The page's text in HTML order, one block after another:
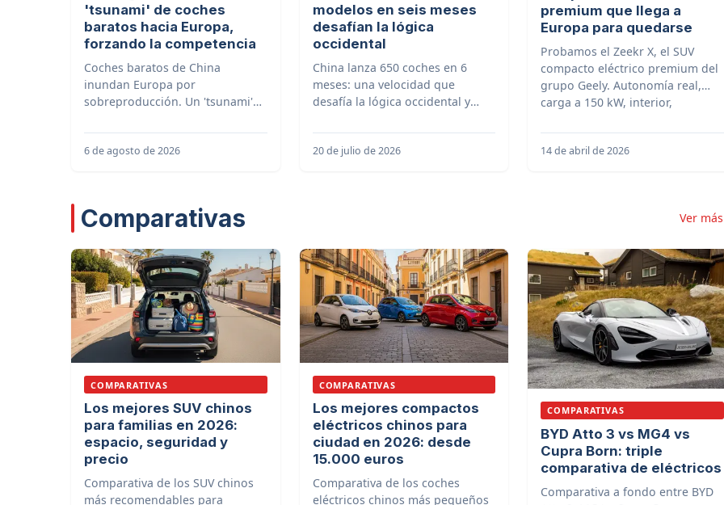
'tsunami' de coches
baratos hacia Europa,
forzando la competencia
Coches baratos de China
inundan Europa por
sobreproducción. Un 'tsunami'
redefine el mercado
automovilístico.
6 de agosto de 2026
modelos en seis meses
desafían la lógica
occidental
China lanza 650 coches en 6
meses: una velocidad que
desafía la lógica occidental y
automotriz global.
20 de julio de 2026
premium que llega a
Europa para quedarse
Probamos el Zeekr X, el SUV
compacto eléctrico premium del
grupo Geely. Autonomía real,
carga a 150 kW, interior,
Volvo EX30.
14 de abril de 2026
Comparativas Ver
COMPARATIVAS
Los mejores SUV chinos
para familias en 2026:
espacio, seguridad y
precio
Comparativa de los SUV chinos
más recomendables para
COMPARATIVAS
Los mejores compactos
eléctricos chinos para
ciudad en 2026: desde
15.000 euros
Comparativa de los coches
eléctricos chinos más pequeños
COMPARATIVAS
BYD Atto 3 vs MG4 vs
Cupra Born: triple
comparativa de eléctricos
Comparativa a fondo entre BYD